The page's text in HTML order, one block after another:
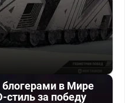
блогерами в Мире
стиль за победу